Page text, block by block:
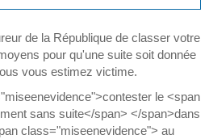
de la République de classer votre
pour qu'une suite soit donnée
vous estimez victime.
le <span
sans suite</span> </span>dans
class="miseenevidence"> au